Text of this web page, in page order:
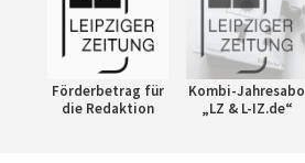
Förderbetrag für
die Redaktion
Kombi-Jahresabo
„LZ & L-IZ.de“